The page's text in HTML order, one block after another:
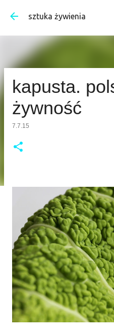
Przejdź do
sztuka żywienia
kapusta.
żywność
7.7.15